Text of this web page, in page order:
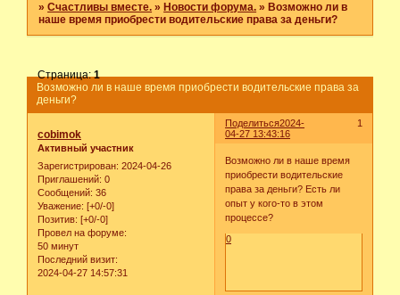
»Счастливы вместе. » Новости форума. » Возможно ли в
наше время приобрести водительские права за деньги?
Возможно ли в наше время приобрести водительские права за
деньги?
Страница:1
Поделиться 1
2024-
04-27 13:43:16
cobimok
Активный участник
Зарегистрирован: 2024-04-26
Приглашений: 0
Сообщений: 36
Уважение: [+0/-0]
Позитив: [+0/-0]
Провел на форуме:
50 минут
Последний визит:
2024-04-27 14:57:31
Возможно ли в наше время
приобрести водительские
права за деньги? Есть ли
опыт у кого-то в этом
процессе?
0